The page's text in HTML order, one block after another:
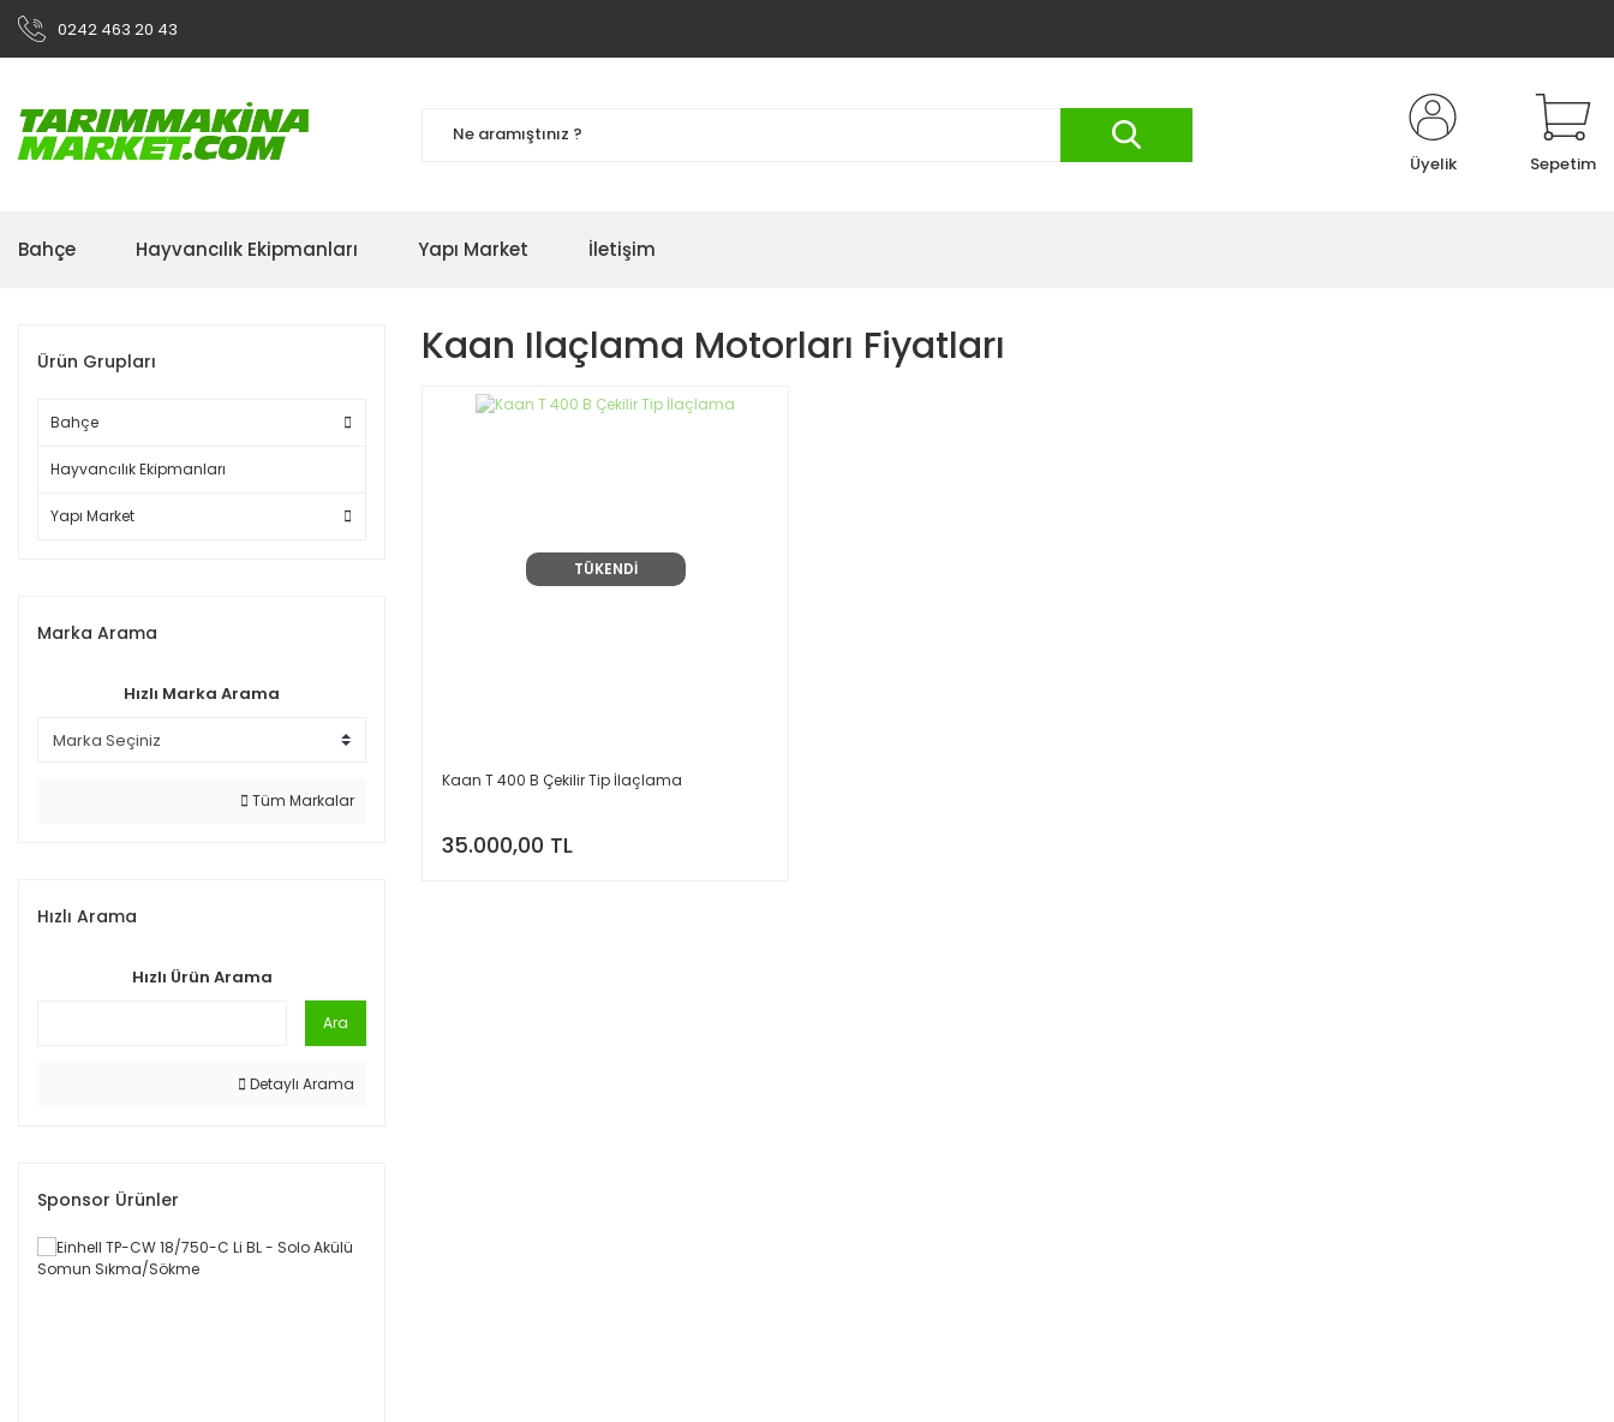
0242 463 20 43
Üyelik Sepetim
Bahçe Hayvancılık Ekipmanları Yapı Market İletişim
Ürün Grupları
Bahçe
Hayvancılık Ekipmanları
Yapı Market
Marka Arama
Hızlı Marka Arama
Tüm Markalar
Hızlı Arama
Hızlı Ürün Arama
Ara
Detaylı Arama
Sponsor Ürünler
Kaan Ilaçlama Motorları Fiyatları
TÜKENDİ
Kaan T 400 B Çekilir Tip İlaçlama
35.000,00 TL